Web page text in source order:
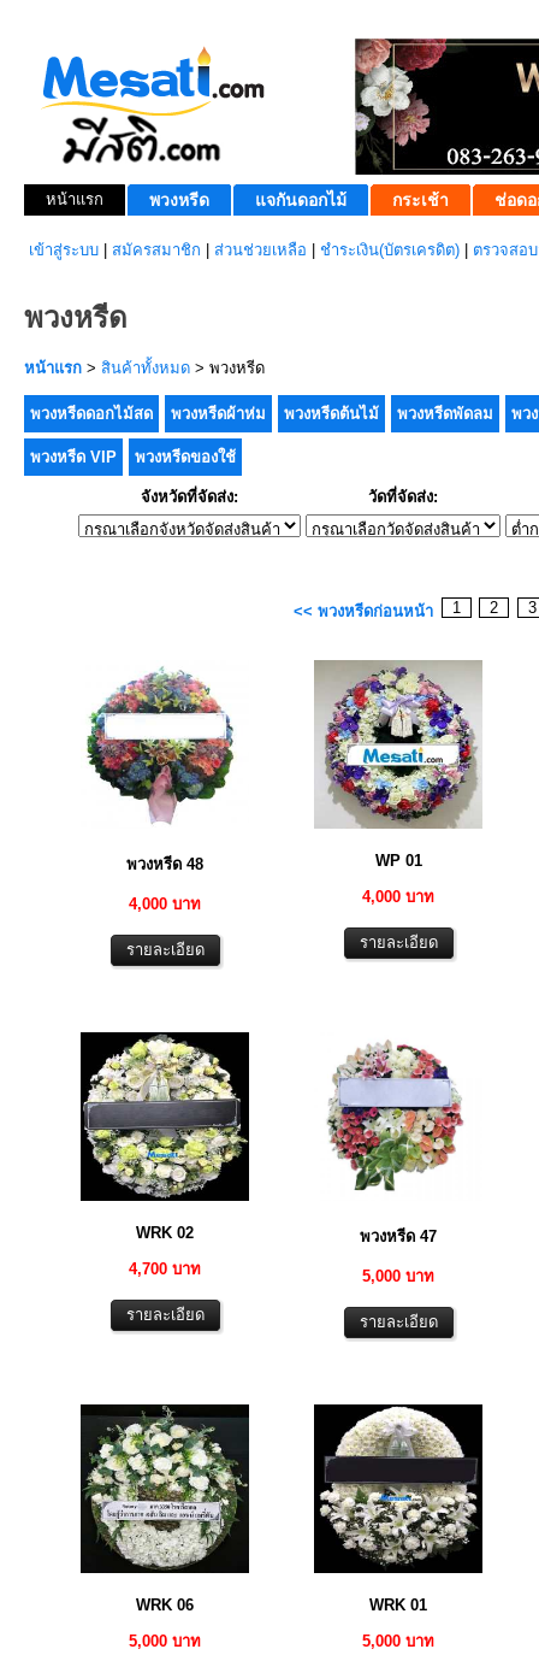
หน้าแรก พวงหรีด แจกันดอกไม้ กระเช้า ช่อดอ
เข้าสู่ระบบ สมัครสมาชิก ส่วนช่วยเหลือ ชำระเงิน(บัตรเครดิต) ตรวจสอ
พวงหรีด
หน้าแรก > สินค้าทั้งหมด > พวงหรีด
พวงหรีดดอกไม้สด พวงหรีดผ้าห่ม พวงหรีดต้นไม้ พวงหรีดพัดลม พว
พวงหรีด VIP พวงหรีดของใช้
จังหวัดที่จัดส่ง: วัดที่จัดส่ง:
<< พวงหรีดก่อนหน้า 1 2
พวงหรีด 48
4,000 บาท
WP 01
4,000 บาท
WRK 02
4,700 บาท
พวงหรีด 47
5,000 บาท
WRK 06
5,000 บาท
WRK 01
5,000 บาท